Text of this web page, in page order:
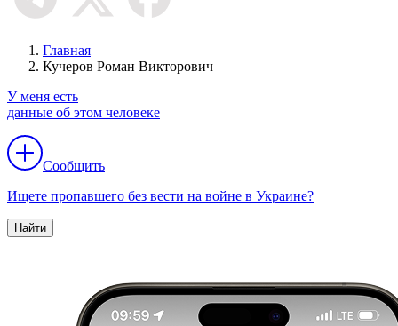
Главная
Кучеров Роман Викторович
У меня есть
данные об этом человеке
Сообщить
Ищете пропавшего без вести на войне в Украине?
Найти